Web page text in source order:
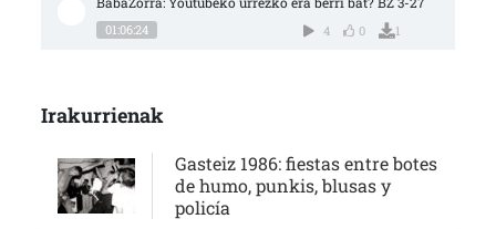
01:06:24 4 0 1
Irakurrienak
Gasteiz 1986: fiestas entre botes
de humo, punkis, blusas y
policía